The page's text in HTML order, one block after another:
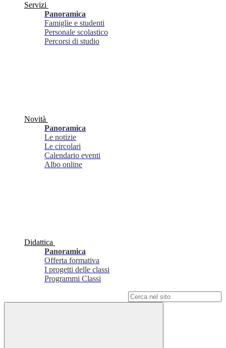
Servizi
Panoramica
Famiglie e studenti
Personale scolastico
Percorsi di studio
Novità
Panoramica
Le notizie
Le circolari
Calendario eventi
Albo online
Didattica
Panoramica
Offerta formativa
I progetti delle classi
Programmi Classi